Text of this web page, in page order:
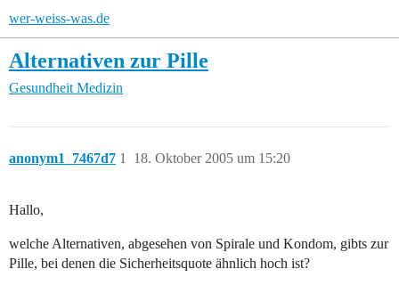
wer-weiss-was.de
Alternativen zur Pille
Gesundheit Medizin
anonym1_7467d7 18. Oktober 2005 um 15:20
1
Hallo,
welche Alternativen, abgesehen von Spirale und Kondom, gibts zur
Pille, bei denen die Sicherheitsquote ähnlich hoch ist?